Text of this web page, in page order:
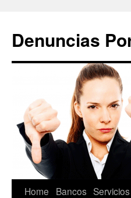
contenido
Denuncias
Home Bancos